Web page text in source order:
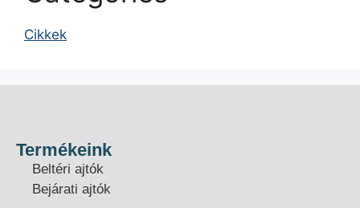
Cikkek
Termékeink
Beltéri ajtók
Bejárati ajtók